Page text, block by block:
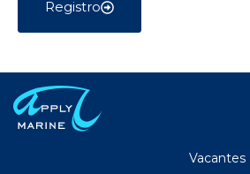
Registro
Vacantes